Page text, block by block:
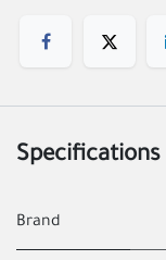
Specifications
Brand